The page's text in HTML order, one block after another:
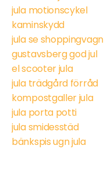
jula motionscykel
kaminskydd
jula se shoppingvagn
gustavsberg god jul
el scooter jula
jula trädgård förråd
kompostgaller jula
jula porta potti
jula smidesstäd
bänkspis ugn jula